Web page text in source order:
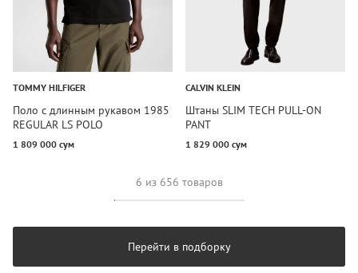
TOMMY HILFIGER
Поло с длинным рукавом 1985
REGULAR LS POLO
1 809 000 сум
CALVIN KLEIN
Штаны SLIM TECH PULL-ON
PANT
1 829 000 сум
6 из 656 товаров
Перейти в подборку